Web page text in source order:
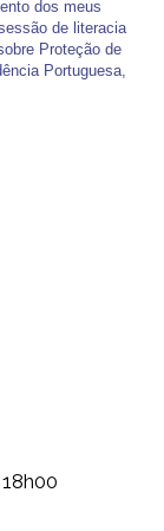
dos meus
de literacia
Proteção de
Portuguesa,